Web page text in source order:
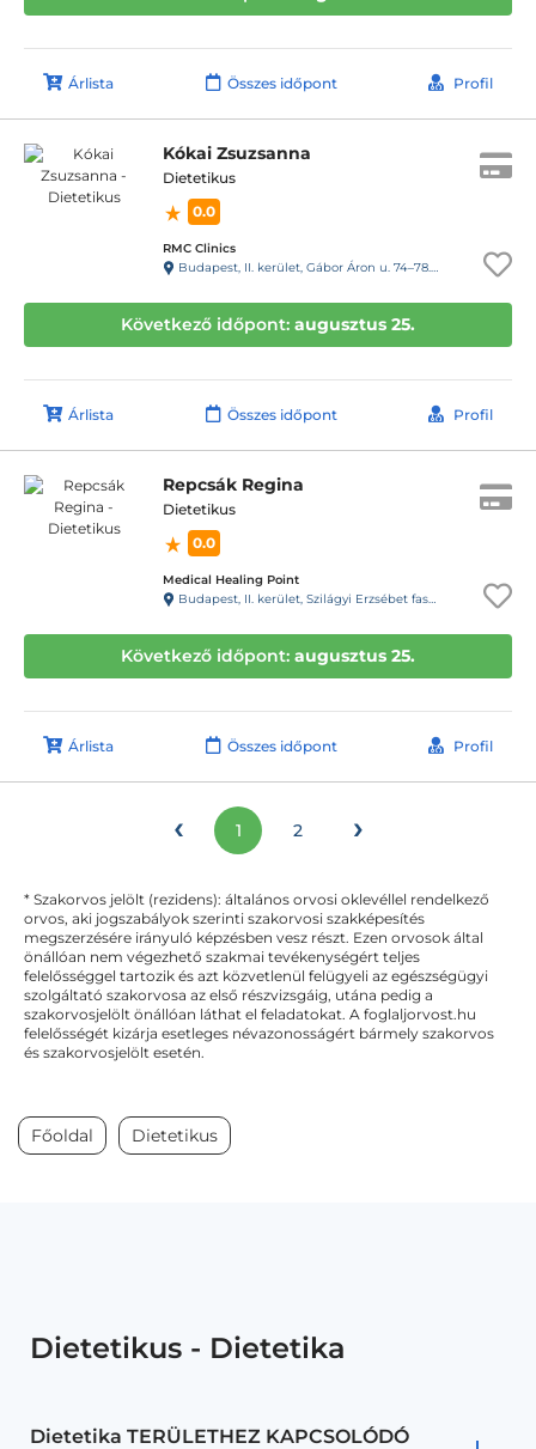
Árlista Összes időpont Profil
Kókai Zsuzsanna
Dietetikus
0.0
RMC Clinics
Budapest, II. kerület, Gábor Áron u. 74–78. III. emelet
Következő időpont: augusztus 25.
Árlista Összes időpont Profil
Repcsák Regina
Dietetikus
0.0
Medical Healing Point
Budapest, II. kerület, Szilágyi Erzsébet fasor 11/A.
Következő időpont: augusztus 25.
Árlista Összes időpont Profil
‹ 1 2 ›
* Szakorvos jelölt (rezidens): általános orvosi oklevéllel rendelkező
orvos, aki jogszabályok szerinti szakorvosi szakképesítés
megszerzésére irányuló képzésben vesz részt. Ezen orvosok által
önállóan nem végezhető szakmai tevékenységért teljes
felelősséggel tartozik és azt közvetlenül felügyeli az egészségügyi
szolgáltató szakorvosa az első részvizsgáig, utána pedig a
szakorvosjelölt önállóan láthat el feladatokat. A foglaljorvost.hu
felelősségét kizárja esetleges névazonosságért bármely szakorvos
és szakorvosjelölt esetén.
Főoldal Dietetikus
Dietetikus - Dietetika
Dietetika TERÜLETHEZ KAPCSOLÓDÓ